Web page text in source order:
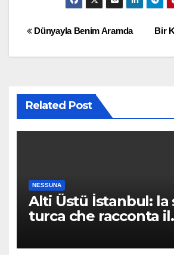
Post
navigation
Bir
Dünyayla Benim Aramda
Related Post
NESSUNA
Alti Üstü İstanbul: la
turca che racconta il
per caso